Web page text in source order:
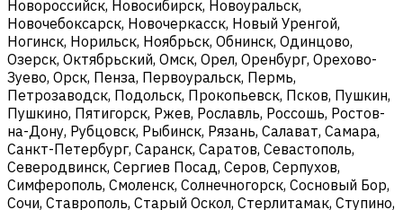
Новороссийск, Новосибирск, Новоуральск,
Новочебоксарск, Новочеркасск, Новый Уренгой,
Ногинск, Норильск, Ноябрьск, Обнинск, Одинцово,
Озерск, Октябрьский, Омск, Орел, Оренбург, Орехово-
Зуево, Орск, Пенза, Первоуральск, Пермь,
Петрозаводск, Подольск, Прокопьевск, Псков, Пушкин,
Пушкино, Пятигорск, Ржев, Рославль, Россошь, Ростов-
на-Дону, Рубцовск, Рыбинск, Рязань, Салават, Самара,
Санкт-Петербург, Саранск, Саратов, Севастополь,
Северодвинск, Сергиев Посад, Серов, Серпухов,
Симферополь, Смоленск, Солнечногорск, Сосновый Бор,
Сочи, Ставрополь, Старый Оскол, Стерлитамак, Ступино,